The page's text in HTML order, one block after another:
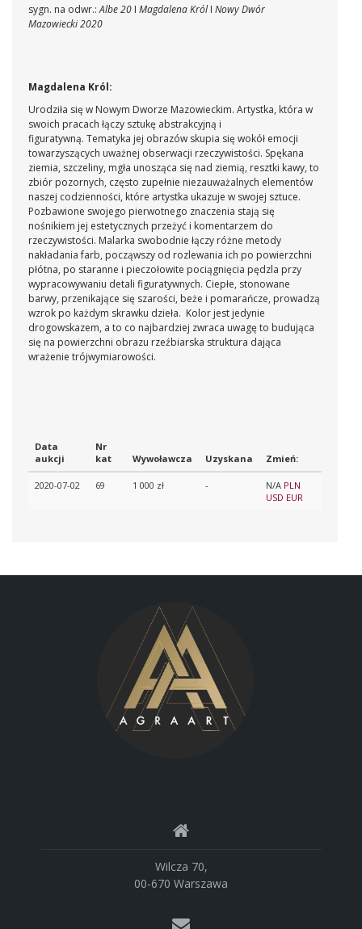
sygn. na odwr.:Albe 20 I Magdalena KrólI Nowy Dwór
Mazowiecki 2020
Magdalena Król:
Urodziła się w Nowym Dworze Mazowieckim. Artystka, która w
swoich pracach łączy sztukę abstrakcyjną i
figuratywną. Tematyka jej obrazów skupia się wokół emocji
towarzyszących uważnej obserwacji rzeczywistości. Spękana
ziemia, szczeliny, mgła unosząca się nad ziemią, resztki kawy, to
zbiór pozornych, często zupełnie niezauważalnych elementów
naszej codzienności, które artystka ukazuje w swojej sztuce.
Pozbawione swojego pierwotnego znaczenia stają się
nośnikiem jej estetycznych przeżyć i komentarzem do
rzeczywistości. Malarka swobodnie łączy różne metody
nakładania farb, począwszy od rozlewania ich po powierzchni
płótna, po staranne i pieczołowite pociągnięcia pędzla przy
wypracowywaniu detali figuratywnych. Ciepłe, stonowane
barwy, przenikające się szarości, beże i pomarańcze, prowadzą
wzrok po każdym skrawku dzieła. Kolor jest jedynie
drogowskazem, a to co najbardziej zwraca uwagę to budująca
się na powierzchni obrazu rzeźbiarska struktura dająca
wrażenie trójwymiarowości.
Data
aukcji
Nr
kat
Wywoławcza Uzyskana Zmień:
2020-07-02 69 1 000 zł - N/A PLN
USD EUR
Wilcza 70,
00-670 Warszawa